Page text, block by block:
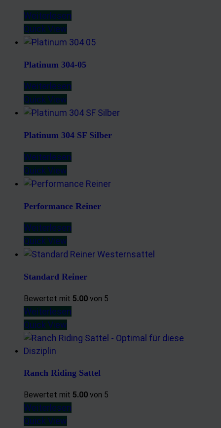
Weiterlesen
Quick View
Platinum 304-05
Weiterlesen
Quick View
Platinum 304 SF Silber
Weiterlesen
Quick View
Performance Reiner
Weiterlesen
Quick View
Standard Reiner
Bewertet mit 5.00 von 5
Weiterlesen
Quick View
Ranch Riding Sattel
Bewertet mit 5.00 von 5
Weiterlesen
Quick View